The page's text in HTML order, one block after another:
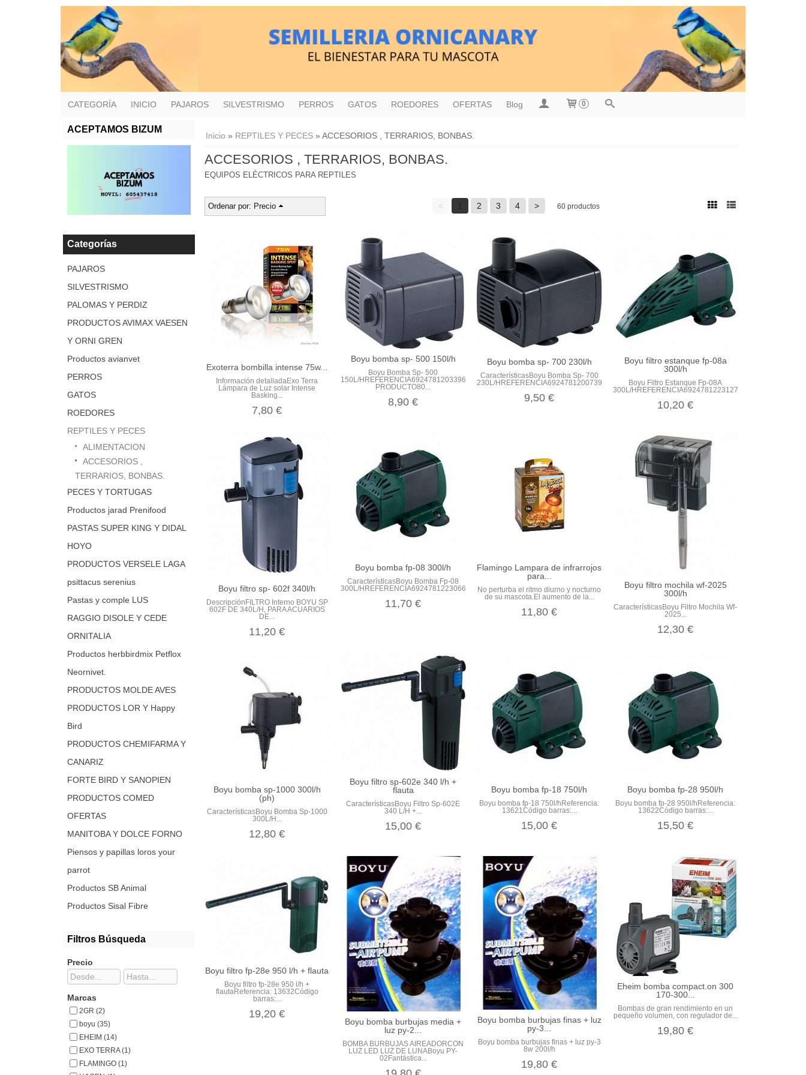
CATEGORÍA INICIO PAJAROS SILVESTRISMO PERROS GATOS ROEDORES OFERTAS Blog 0
ACEPTAMOS BIZUM
Categorías
PAJAROS
SILVESTRISMO
PALOMAS Y PERDIZ
PRODUCTOS AVIMAX VAESEN
Y ORNI GREN
Productos avianvet
PERROS
GATOS
ROEDORES
REPTILES Y PECES
ALIMENTACION
ACCESORIOS ,
TERRARIOS, BONBAS.
PECES Y TORTUGAS
Productos jarad Prenifood
PASTAS SUPER KING Y DIDAL
HOYO
PRODUCTOS VERSELE LAGA
psittacus serenius
Pastas y comple LUS
RAGGIO DISOLE Y CEDE
ORNITALIA
Productos herbbirdmix Petflox
Neornivet.
PRODUCTOS MOLDE AVES
PRODUCTOS LOR Y Happy
Bird
PRODUCTOS CHEMIFARMA Y
CANARIZ
FORTE BIRD Y SANOPIEN
PRODUCTOS COMED
OFERTAS
MANITOBA Y DOLCE FORNO
Piensos y papillas loros your
parrot
Productos SB Animal
Productos Sisal Fibre
Filtros Búsqueda
Precio
Marcas
2GR (2)
boyu (35)
EHEIM (14)
EXO TERRA (1)
FLAMINGO (1)
Inicio » REPTILES Y PECES» ACCESORIOS , TERRARIOS, BONBAS.
ACCESORIOS , TERRARIOS, BONBAS.
EQUIPOS ELÉCTRICOS PARA REPTILES
Ordenar por: Precio < 2 3 4 > 60 productos
Exoterra bombilla intense 75w...
Información detalladaExo Terra
Lámpara de Luz solar Intense
Basking...
7,80 €
Boyu bomba sp- 500 150l/h
Boyu Bomba Sp- 500
150L/HREFERENCIA6924781203396PESO
PRODUCTO80...
8,90 €
Boyu bomba sp- 700 230l/h
CaracterísticasBoyu Bomba Sp- 700
230L/HREFERENCIA6924781200739PESO...
9,50 €
Boyu filtro estanque fp-08a
300l/h
Boyu Filtro Estanque Fp-08A
300L/HREFERENCIA6924781223127PESO...
10,20 €
Boyu filtro sp- 602f 340l/h
DescripciónFILTRO Interno BOYU SP
602F DE 340L/H, PARA ACUARIOS
DE...
11,20 €
Boyu bomba fp-08 300l/h
CaracterísticasBoyu Bomba Fp-08
300L/HREFERENCIA6924781223066PESO...
11,70 €
Flamingo Lampara de infrarrojos
para...
No perturba el ritmo diurno y nocturno
de su mascota.El aumento de la...
11,80 €
Boyu filtro mochila wf-2025
300l/h
CaracterísticasBoyu Filtro Mochila Wf-
2025...
12,30 €
Boyu bomba sp-1000 300l/h
(ph)
CaracterísticasBoyu Bomba Sp-1000
300L/H...
12,80 €
Boyu filtro sp-602e 340 l/h +
flauta
CaracterísticasBoyu Filtro Sp-602E
340 L/H +...
15,00 €
Boyu bomba fp-18 750l/h
Boyu bomba fp-18 750l/hReferencia:
13621Código barras:...
15,00 €
Boyu bomba fp-28 950l/h
Boyu bomba fp-28 950l/hReferencia:
13622Código barras:...
15,50 €
Boyu filtro fp-28e 950 l/h + flauta
Boyu filtro fp-28e 950 l/h +
flautaReferencia: 13632Código
barras:...
19,20 €
Boyu bomba burbujas media +
luz py-2...
BOMBA BURBUJAS AIREADORCON
LUZ LED LUZ DE LUNABoyu PY-
02Fantástica...
Boyu bomba burbujas finas + luz
py-3...
Boyu bomba burbujas finas + luz py-3
8w 200l/h
19,80 €
Eheim bomba compact.on 300
170-300...
Bombas de gran rendimiento en un
pequeño volumen, con regulador de...
19,80 €